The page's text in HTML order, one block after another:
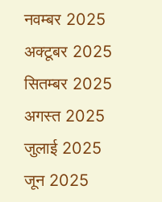
नवम्बर 2025
अक्टूबर 2025
सितम्बर 2025
अगस्त 2025
जुलाई 2025
जून 2025